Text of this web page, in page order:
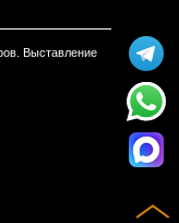
Выставление